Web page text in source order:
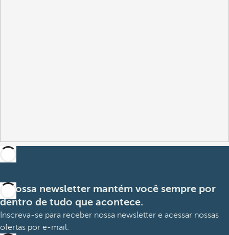
A nossa newsletter mantém você sempre por
dentro de tudo que acontece.
Inscreva-se para receber nossa newsletter e acessar nossas
ofertas por e-mail.